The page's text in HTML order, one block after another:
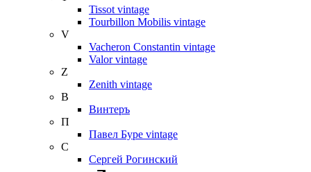
Tissot vintage
Tourbillon Mobilis vintage
V
Vacheron Constantin vintage
Valor vintage
Z
Zenith vintage
В
Винтеръ
П
Павел Буре vintage
С
Сергей Рогинский